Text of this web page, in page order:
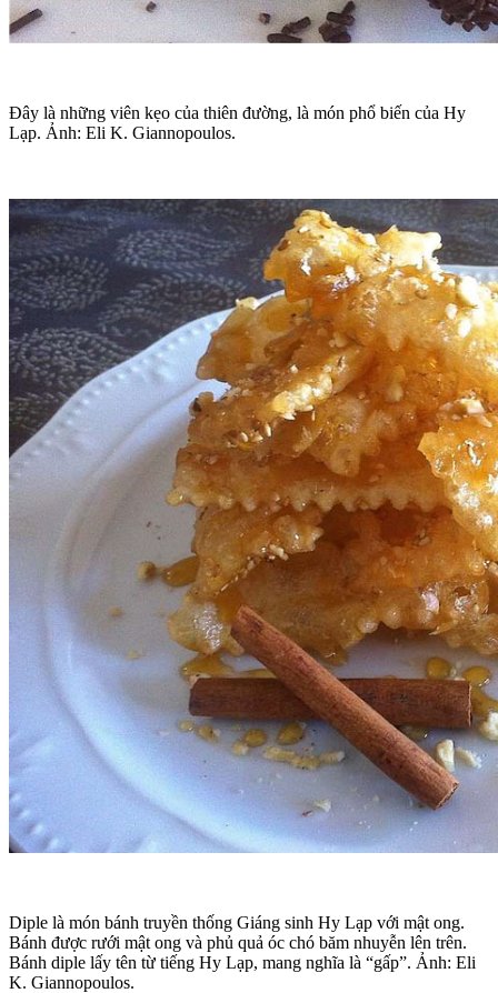
Đây là những viên kẹo của thiên đường, là món phổ biến của Hy
Lạp. Ảnh: Eli K. Giannopoulos.
Diple là món bánh truyền thống Giáng sinh Hy Lạp với mật ong.
Bánh được rưới mật ong và phủ quả óc chó băm nhuyễn lên trên.
Bánh diple lấy tên từ tiếng Hy Lạp, mang nghĩa là “gấp”. Ảnh: Eli
K. Giannopoulos.